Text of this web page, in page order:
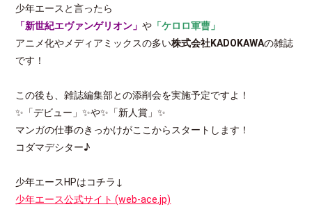
少年エースと言ったら
「新世紀エヴァンゲリオン」や 「ケロロ軍曹」
アニメ化やメディアミックスの多い株式会社KADOKAWAの雑誌
です！
この後も、雑誌編集部との添削会を実施予定ですよ！
✨「デビュー」✨や✨「新人賞」✨
マンガの仕事のきっかけがここからスタートします！
コダマデシター♪
少年エースHPはコチラ↓
少年エース公式サイト (web-ace.jp)